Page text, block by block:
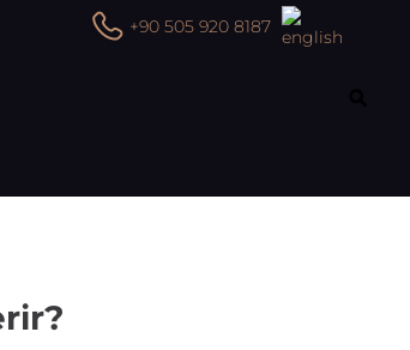
+90 505 920 8187